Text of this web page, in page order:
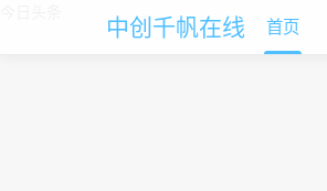
中创千帆在线 首页